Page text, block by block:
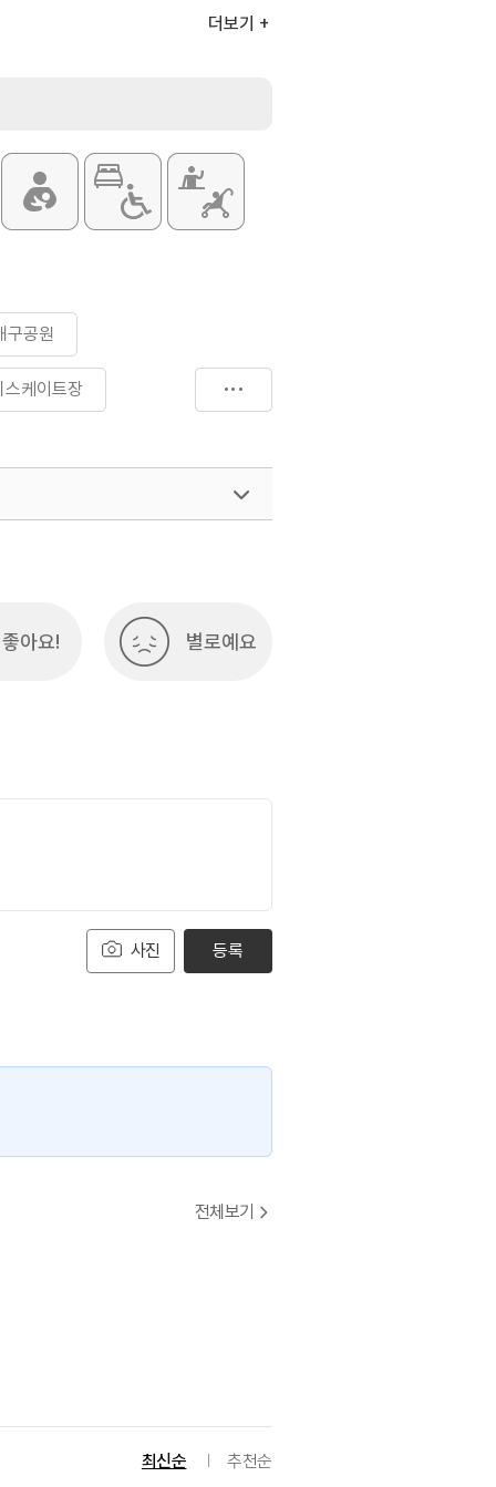
더보기
구공원
케이트장
좋아요! 별로예요
사진 등록
전체보기
최신순 추천순